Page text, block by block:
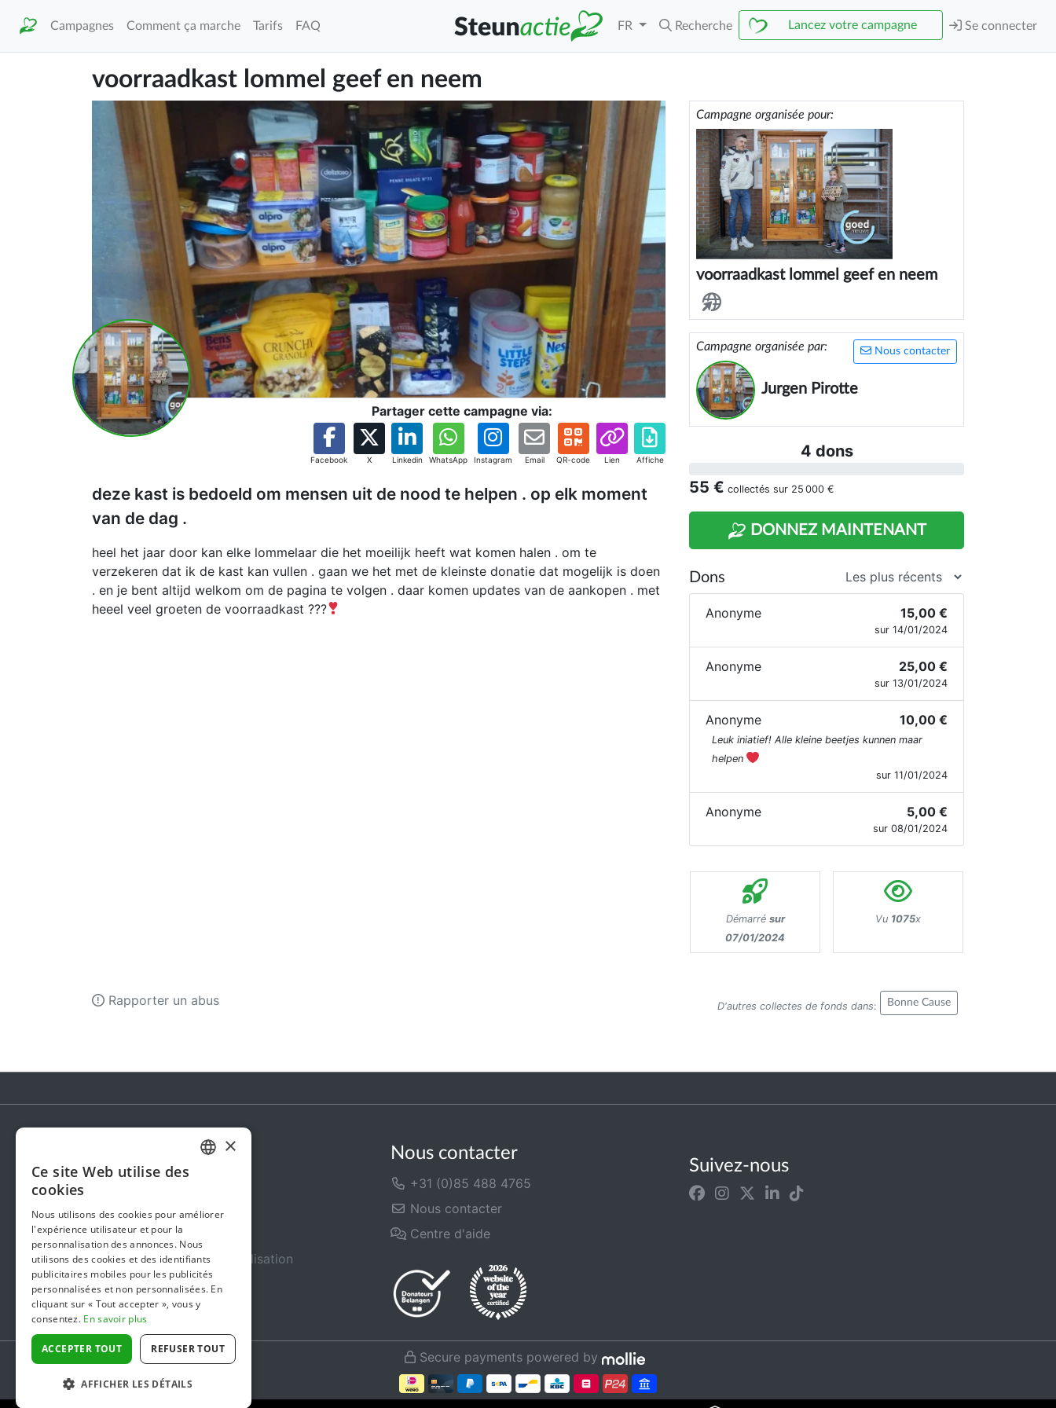
Campagnes Comment ça marche Tarifs FAQ FR Recherche Lancez votre campagne Se connecter
voorraadkast lommel geef en neem
Partager cette campagne via:
Facebook X Linkedin WhatsApp Instagram Email QR-code Lien Affiche
deze kast is bedoeld om mensen uit de nood te helpen . op elk moment
van de dag .
heel het jaar door kan elke lommelaar die het moeilijk heeft wat komen halen . om te
verzekeren dat ik de kast kan vullen . gaan we het met de kleinste donatie dat mogelijk is doen
. en je bent altijd welkom om de pagina te volgen . daar komen updates van de aankopen . met
heeel veel groeten de voorraadkast ???
Campagne organisée pour:
voorraadkast lommel geef en neem
Nous contacter
Campagne organisée par:
Jurgen Pirotte
4 dons
55 € collectés sur 25 000 €
DONNEZ MAINTENANT
Dons
Anonyme 15,00 €
sur 14/01/2024
Anonyme 25,00 €
sur 13/01/2024
Anonyme 10,00 €
Leuk iniatief! Alle kleine beetjes kunnen maar
helpen
sur 11/01/2024
Anonyme 5,00 €
sur 08/01/2024
Démarré sur
07/01/2024
Vu 1075x
D'autres collectes de fonds dans: Bonne Cause
Rapporter un abus
Dans les médias
Sécurité et fiabilité
Conditions Générales d’Utilisation
Confidentialité
Gestion des cookies
Nous contacter
+31 (0)85 488 4765
Nous contacter
Centre d'aide
Suivez-nous
Secure payments powered by
×
Ce site Web utilise des
cookies
Nous utilisons des cookies pour améliorer
l'expérience utilisateur et pour la
personnalisation des annonces. Nous
utilisons des cookies et des identifiants
publicitaires mobiles pour les publicités
personnalisées et non personnalisées. En
cliquant sur « Tout accepter », vous y
consentez. En savoir plus
ACCEPTER TOUT REFUSER TOUT
AFFICHER LES DÉTAILS